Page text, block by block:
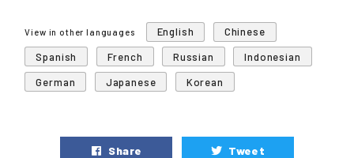
View in other languages English
Chinese
Spanish
French Russian
Indonesian
German
Japanese Korean
Share Tweet